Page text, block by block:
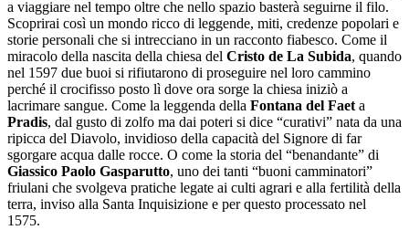
a viaggiare nel tempo oltre che nello spazio basterà seguirne il filo.
Scoprirai così un mondo ricco di leggende, miti, credenze popolari e
storie personali che si intrecciano in un racconto fiabesco. Come il
miracolo della nascita della chiesa del Cristo de La Subida, quando
nel 1597 due buoi si rifiutarono di proseguire nel loro cammino
perché il crocifisso posto lì dove ora sorge la chiesa iniziò a
lacrimare sangue. Come la leggenda della Fontana del Faet a
Pradis, dal gusto di zolfo ma dai poteri si dice “curativi” nata da una
ripicca del Diavolo, invidioso della capacità del Signore di far
sgorgare acqua dalle rocce. O come la storia del “benandante” di
Giassico Paolo Gasparutto, uno dei tanti “buoni camminatori”
friulani che svolgeva pratiche legate ai culti agrari e alla fertilità della
terra, inviso alla Santa Inquisizione e per questo processato nel
1575.